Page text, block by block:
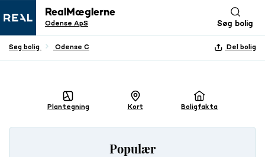
RealMæglerne
Odense ApS Søg bolig
Søg bolig Odense C Del bolig
+ 34 BILLEDER
Boligfakta
Plantegning Kort
Populær